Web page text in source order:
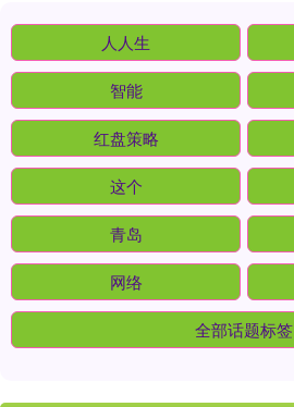
人人生
智能
红盘策略
这个
青岛
网络
全部话题标签